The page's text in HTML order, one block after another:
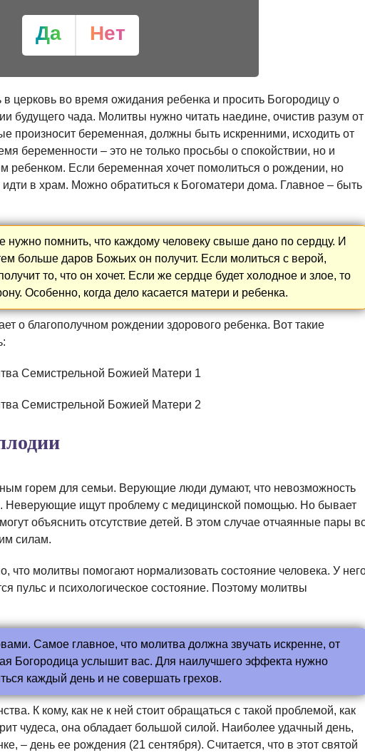
Да Нет
церковь во время ожидания ребенка и просить Богородицу о
будущего чада. Молитвы нужно читать наедине, очистив разум от
произносит беременная, должны быть искренними, исходить от
беременности – это не только просьбы о спокойствии, но и
ребенком. Если беременная хочет помолиться о рождении, но
идти в храм. Можно обратиться к Богоматери дома. Главное – быть
нужно помнить, что каждому человеку свыше дано по сердцу. И
больше даров Божьих он получит. Если молиться с верой,
то, что он хочет. Если же сердце будет холодное и злое, то
Особенно, когда дело касается матери и ребенка.
о благополучном рождении здорового ребенка. Вот такие
горем для семьи. Верующие люди думают, что невозможность
Неверующие ищут проблему с медицинской помощью. Но бывает
объяснить отсутствие детей. В этом случае отчаянные пары
силам.
что молитвы помогают нормализовать состояние человека. У
пульс и психологическое состояние. Поэтому молитвы
Самое главное, что молитва должна звучать искренне, от
Богородица услышит вас. Для наилучшего эффекта нужно
каждый день и не совершать грехов.
К кому, как не к ней стоит обращаться с такой проблемой, как
чудеса, она обладает большой силой. Наиболее удачный день,
– день ее рождения (21 сентября). Считается, что в этот святой